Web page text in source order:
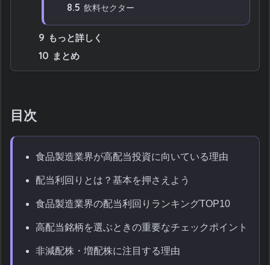
8.5 飲料セクター
9 もっと詳しく
10 まとめ
目次
食品製造業界が高配当投資に向いている理由
配当利回りとは？基本を押さえよう
食品製造業界の配当利回りランキングTOP10
高配当銘柄を選ぶときの重要なチェックポイント
非減配株・増配株に注目する理由